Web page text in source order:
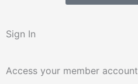
Sign In
Access your member account